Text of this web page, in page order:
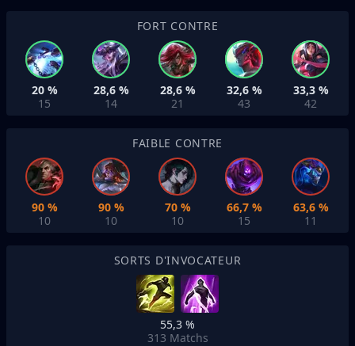
FORT CONTRE
20 %
15
28,6 %
14
28,6 %
21
32,6 %
43
33,3 %
42
FAIBLE CONTRE
90 %
10
90 %
10
70 %
10
66,7 %
15
63,6 %
11
SORTS D'INVOCATEUR
55,3 %
313 Matchs